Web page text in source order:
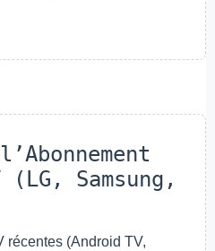
Samsung,
récentes (Android TV,